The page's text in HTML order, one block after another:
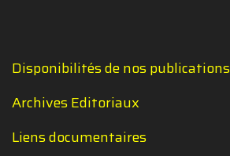
Disponibilités de nos publications
Archives Editoriaux
Liens documentaires